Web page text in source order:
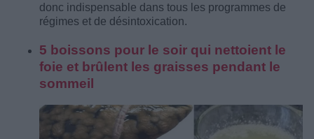
donc indispensable dans tous les programmes de
régimes et de désintoxication.
5 boissons pour le soir qui nettoient le
foie et brûlent les graisses pendant le
sommeil